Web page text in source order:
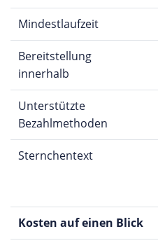
Mindestlaufzeit
Bereitstellung
innerhalb
Unterstützte
Bezahlmethoden
Sternchentext
Kosten auf einen Blick